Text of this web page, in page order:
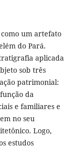
um artefato
do Pará.
aplicada
sob três
patrimonial:
da
e familiares e
no seu
Logo,
estudos